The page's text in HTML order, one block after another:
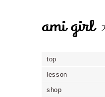
top
lesson
shop